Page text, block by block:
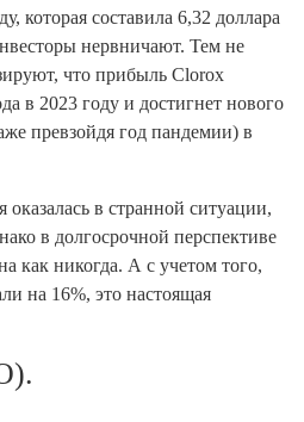
которая составила 6,32 доллара
нервничают. Тем не
что прибыль Clorox
в 2023 году и достигнет нового
превзойдя год пандемии) в
в странной ситуации,
в долгосрочной перспективе
как никогда. А с учетом того,
на 16%, это настоящая